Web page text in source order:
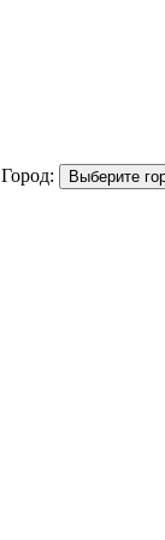
Город: Выберите